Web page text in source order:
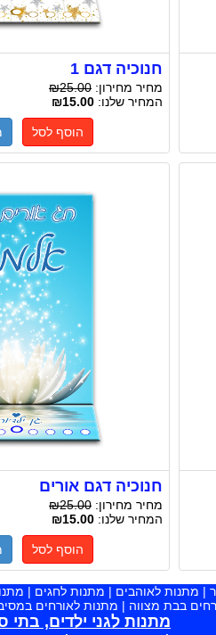
חנוכיה דגם 1
מחיר מחירון: ₪25.00
המחיר שלנו: ₪15.00
הוסף לסל
חנוכיה דגם אורים
מחיר מחירון: ₪25.00
המחיר שלנו: ₪15.00
הוסף לסל
| מתנות לאוהבים | מתנות לחגים |
בבת מצווה | מתנות לאורחים
מתנות לגני ילדים, בתי